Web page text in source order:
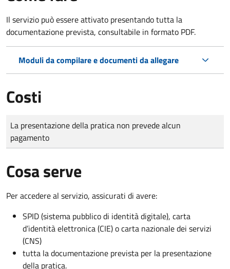
Il servizio può essere attivato presentando tutta la
documentazione prevista, consultabile in formato PDF.
Moduli da compilare e documenti da allegare
Costi
Tipo di pagamento
Importo
La presentazione della pratica non prevede alcun
pagamento
Cosa serve
Per accedere al servizio, assicurati di avere:
SPID (sistema pubblico di identità digitale), carta
d’identità elettronica (CIE) o carta nazionale dei servizi
(CNS)
tutta la documentazione prevista per la presentazione
della pratica.